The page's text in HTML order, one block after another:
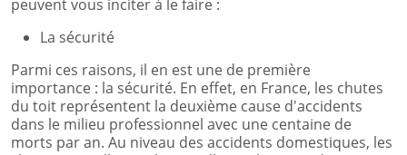
peuvent vous inciter à le faire :
La sécurité
Parmi ces raisons, il en est une de première
importance : la sécurité. En effet, en France, les chutes
du toit représentent la deuxième cause d'accidents
dans le milieu professionnel avec une centaine de
morts par an. Au niveau des accidents domestiques, les